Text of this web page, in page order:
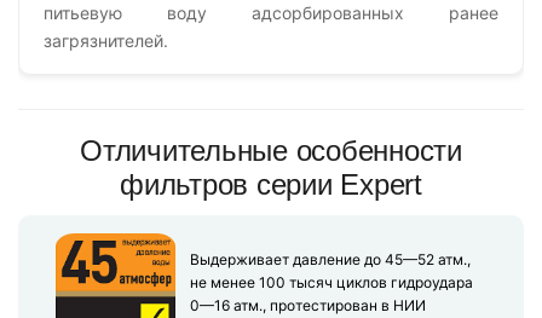
питьевую воду адсорбированных ранее
загрязнителей.
Отличительные особенности
фильтров серии Expert
Выдерживает давление до 45—52 атм.,
не менее 100 тысяч циклов гидроудара
0—16 атм., протестирован в НИИ